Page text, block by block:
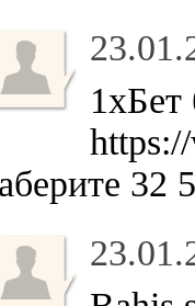
1хБет
32